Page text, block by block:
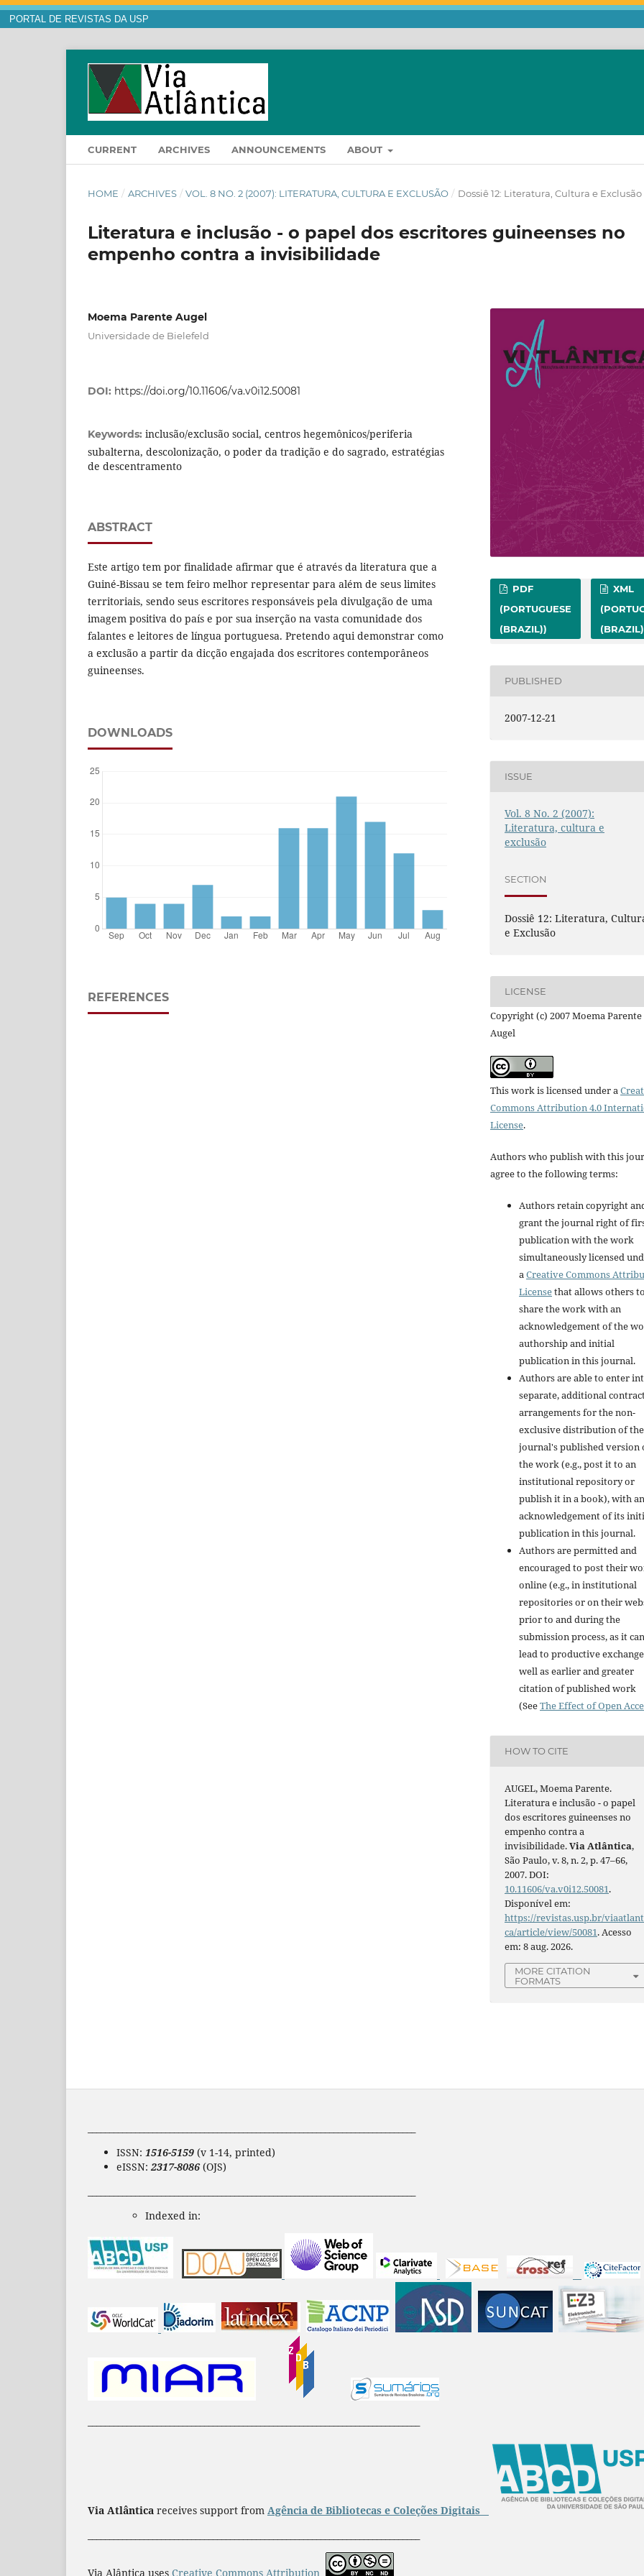
PORTAL DE REVISTAS DA USP
CURRENT ARCHIVES ANNOUNCEMENTS ABOUT
HOME / ARCHIVES / VOL. 8 NO. 2 (2007): LITERATURA, CULTURA E EXCLUSÃO / Dossiê 12: Literatura, Cultura e Exclusão
Literatura e inclusão - o papel dos escritores guineenses no
empenho contra a invisibilidade
Moema Parente Augel
Universidade de Bielefeld
DOI: https://doi.org/10.11606/va.v0i12.50081
Keywords: inclusão/exclusão social, centros hegemônicos/periferia
subalterna, descolonização, o poder da tradição e do sagrado, estratégias
de descentramento
ABSTRACT
Este artigo tem por finalidade afirmar que é através da literatura que a
Guiné-Bissau se tem feiro melhor representar para além de seus limites
territoriais, sendo seus escritores responsáveis pela divulgação de uma
imagem positiva do país e por sua inserção na vasta comunidade dos
falantes e leitores de língua portuguesa. Pretendo aqui demonstrar como
a exclusão a partir da dicção engajada dos escritores contemporâneos
guineenses.
DOWNLOADS
REFERENCES
PDF
(PORTUGUESE
(BRAZIL))
XML
PUBLISHED
2007-12-21
ISSUE
Vol. 8 No. 2 (2007):
Literatura, cultura e
exclusão
SECTION
Dossiê 12: Literatura,
e Exclusão
LICENSE
Copyright (c) 2007 Moema Parente
Augel
This work is licensed under a
Commons Attribution 4.0
License.
Authors who publish with this
agree to the following terms:
Authors retain copyright
grant the journal right of
publication with the work
simultaneously licensed
aCreative Commons
Licensethat allows others to
share the work with an
acknowledgement of the
authorship and initial
publication in this journal.
Authors are able to enter
separate, additional
arrangements for the non-
exclusive distribution of the
journal's published version
the work (e.g., post it to an
institutional repository or
publish it in a book), with an
acknowledgement of its
publication in this journal.
Authors are permitted and
encouraged to post their
online (e.g., in institutional
repositories or on their
prior to and during the
submission process, as it can
lead to productive
well as earlier and greater
citation of published work
(SeeThe Effect of Open
HOW TO CITE
AUGEL, Moema Parente.
Literatura e inclusão - o papel
dos escritores guineenses no
empenho contra a
invisibilidade.Via Atlântica,
São Paulo, v. 8, n. 2, p. 47–66,
2007. DOI:
10.11606/va.v0i12.50081.
Disponível em:
https://revistas.usp.br/
ca/article/view/50081. Acesso
em: 8 aug. 2026.
MORE CITATION
FORMATS
ISSN: 1516-5159 (v 1-14, printed)
eISSN: 2317-8086 (OJS)
Indexed in:
Via Atlântica receives support from Agência de Bibliotecas e Coleções Digitais
Via Alântica uses Creative Commons Attribution